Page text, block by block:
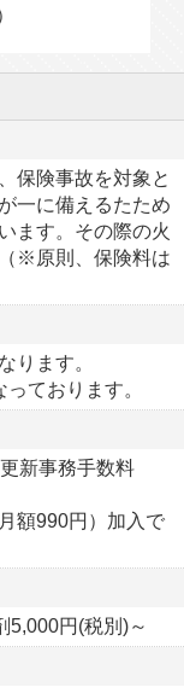
保険事故を対象と
一に備えるたため
ます。その際の火
※原則、保険料は
ります。
ております。
新事務手数料
額990円）加入で
5,000円(税別)～